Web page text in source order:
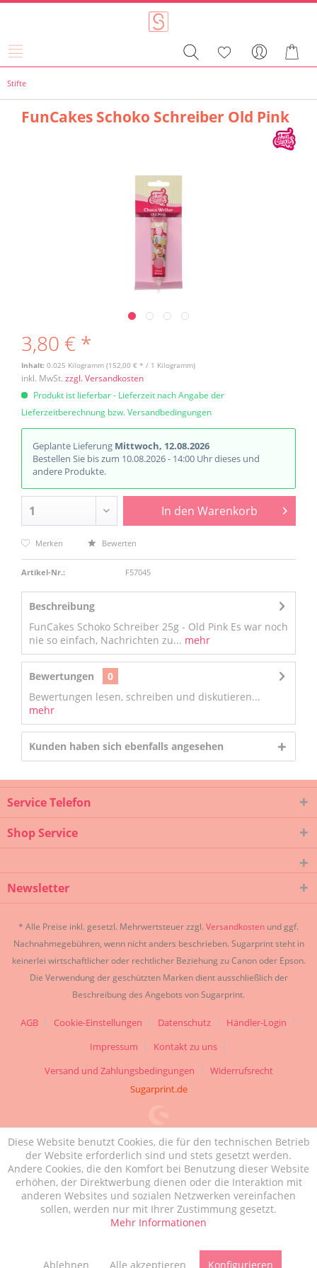
Stifte
FunCakes Schoko Schreiber Old Pink
3,80 € *
Inhalt: 0.025 Kilogramm (152,00 € * / 1 Kilogramm)
inkl. MwSt. zzgl. Versandkosten
Produkt ist lieferbar - Lieferzeit nach Angabe der
Lieferzeitberechnung bzw. Versandbedingungen
Geplante Lieferung Mittwoch, 12.08.2026
Bestellen Sie bis zum 10.08.2026 - 14:00 Uhr dieses und
andere Produkte.
In den Warenkorb
Merken Bewerten
Artikel-Nr.: F57045
Beschreibung
FunCakes Schoko Schreiber 25g - Old Pink Es war noch
nie so einfach, Nachrichten zu... mehr
Bewertungen
0
Bewertungen lesen, schreiben und diskutieren...
mehr
Kunden haben sich ebenfalls angesehen
Service Telefon
Shop Service
Newsletter
* Alle Preise inkl. gesetzl. Mehrwertsteuer zzgl. Versandkosten und ggf.
Nachnahmegebühren, wenn nicht anders beschrieben. Sugarprint steht in
keinerlei wirtschaftlicher oder rechtlicher Beziehung zu Canon oder Epson.
Die Verwendung der geschützten Marken dient ausschließlich der
Beschreibung des Angebots von Sugarprint.
AGB Cookie-Einstellungen Datenschutz
Händler-Login
Impressum
Kontakt zu uns
Versand und Zahlungsbedingungen
Widerrufsrecht
Sugarprint.de
Diese Website benutzt Cookies, die für den technischen Betrieb
der Website erforderlich sind und stets gesetzt werden.
Andere Cookies, die den Komfort bei Benutzung dieser Website
erhöhen, der Direktwerbung dienen oder die Interaktion mit
anderen Websites und sozialen Netzwerken vereinfachen
sollen, werden nur mit Ihrer Zustimmung gesetzt.
Mehr Informationen
Ablehnen Alle akzeptieren Konfigurieren